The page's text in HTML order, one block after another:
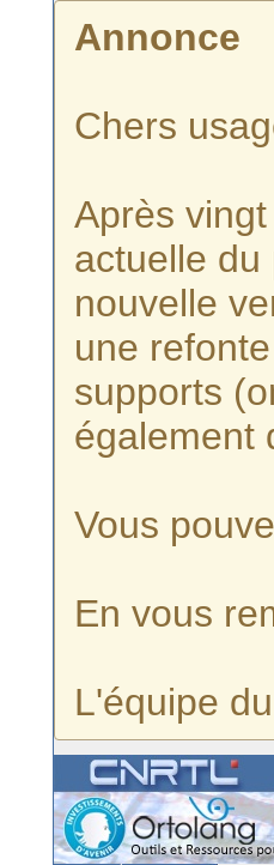
Annonce
Chers
Après
actuelle
nouvelle
une
supports
également
Vous
En vous
L'équipe